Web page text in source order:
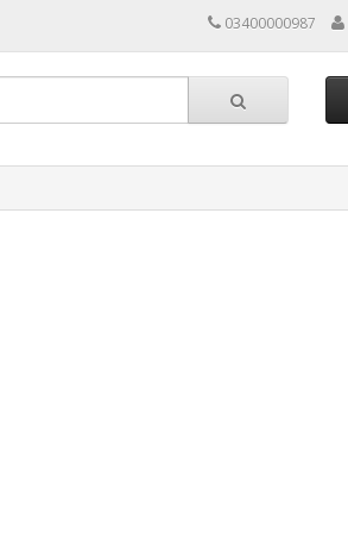
03400000987